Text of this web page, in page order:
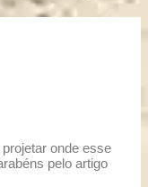
onde esse
pelo artigo